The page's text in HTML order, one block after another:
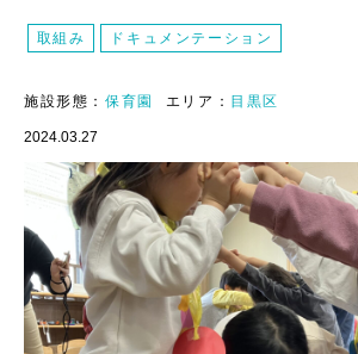
取組み ドキュメンテーション
施設形態： 保育園 エリア： 目黒区
2024.03.27